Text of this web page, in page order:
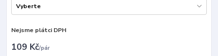
Nejsme plátci DPH
109 Kč/pár